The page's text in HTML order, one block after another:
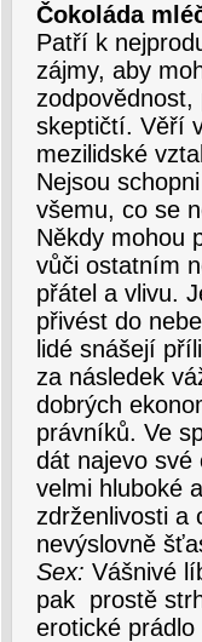
Čokoláda
Patří k
zájmy, aby
skeptičtí. Věří
mezilidské
Nejsou
všemu, co se
Někdy mohou
vůči ostatním
přátel a vlivu.
přivést do
lidé snášejí
za následek
dobrých
právníků. Ve
dát najevo své
velmi hluboké
zdrženlivosti a
nevýslovně
Sex: Vášnivé
pak prostě
erotické prádlo